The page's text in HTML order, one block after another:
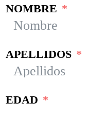
NOMBRE
APELLIDOS
EDAD